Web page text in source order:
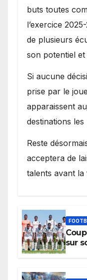
buts toutes
l’exercice
de plusieurs
son potentiel
Si aucune
prise par le
apparaissent
destinations
Reste
acceptera de
talents avant
sur